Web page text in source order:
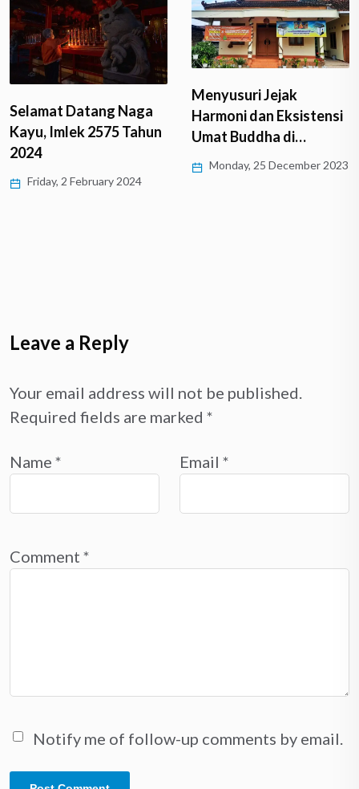
Selamat Datang Naga
Kayu, Imlek 2575 Tahun
2024
Friday, 2 February 2024
Menyusuri Jejak
Harmoni dan Eksistensi
Umat Buddha di…
Monday, 25 December 2023
Leave a Reply
Your email address will not be published.
Required fields are marked *
Name * Email *
Comment *
Notify me of follow-up comments by email.